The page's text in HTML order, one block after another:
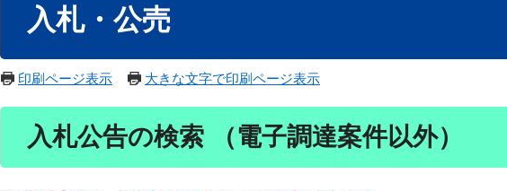
入札・公売
印刷ページ表示 大きな文字で印刷ページ表示
入札公告の検索 （電子調達案件以外）